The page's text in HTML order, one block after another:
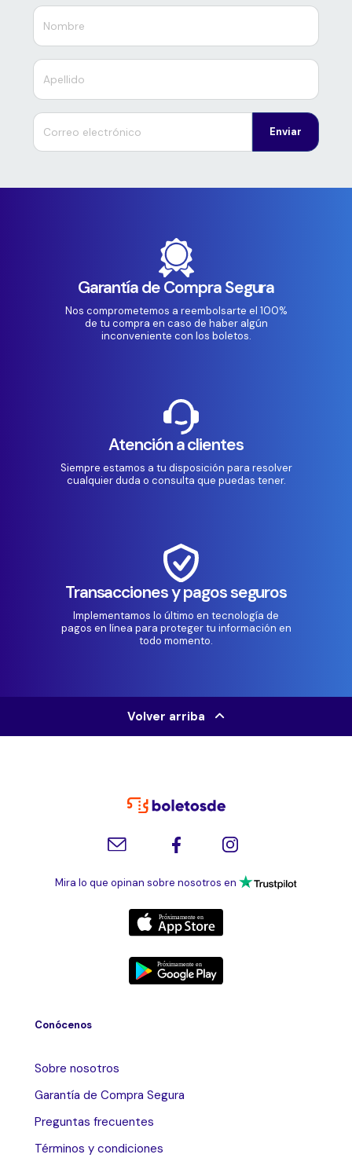
Enviar
Garantía de Compra Segura
Nos comprometemos a reembolsarte el 100%
de tu compra en caso de haber algún
inconveniente con los boletos.
Atención a clientes
Siempre estamos a tu disposición para resolver
cualquier duda o consulta que puedas tener.
Transacciones y pagos seguros
Implementamos lo último en tecnología de
pagos en línea para proteger tu información en
todo momento.
Volver arriba
Mira lo que opinan sobre nosotros en
Conócenos
Sobre nosotros
Garantía de Compra Segura
Preguntas frecuentes
Términos y condiciones